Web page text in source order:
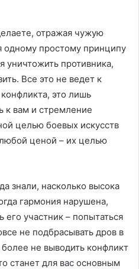
отражая чужую
одному простому принципу
уничтожить противника,
Все это не ведет к
это лишь
к вам и стремление
целью боевых искусств
ценой – их целью
знали, насколько высока
гармония нарушена,
участник – попытаться
не подбрасывать дров в
не выводить конфликт
станет для вас основным